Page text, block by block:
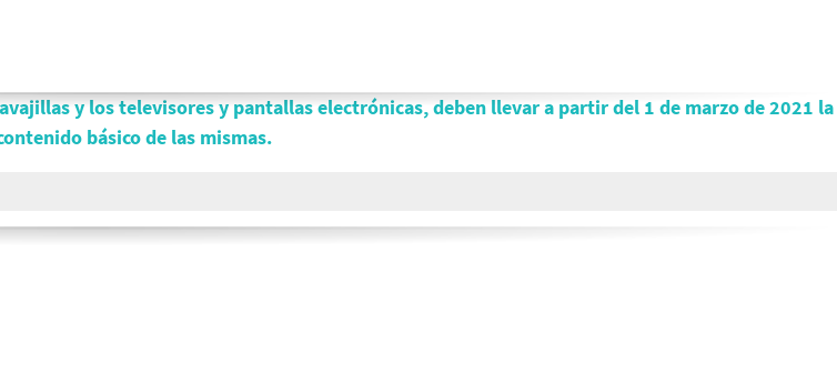
y los televisores y pantallas electrónicas, deben llevar a partir del 1 de marzo de 2021 la
básico de las mismas.